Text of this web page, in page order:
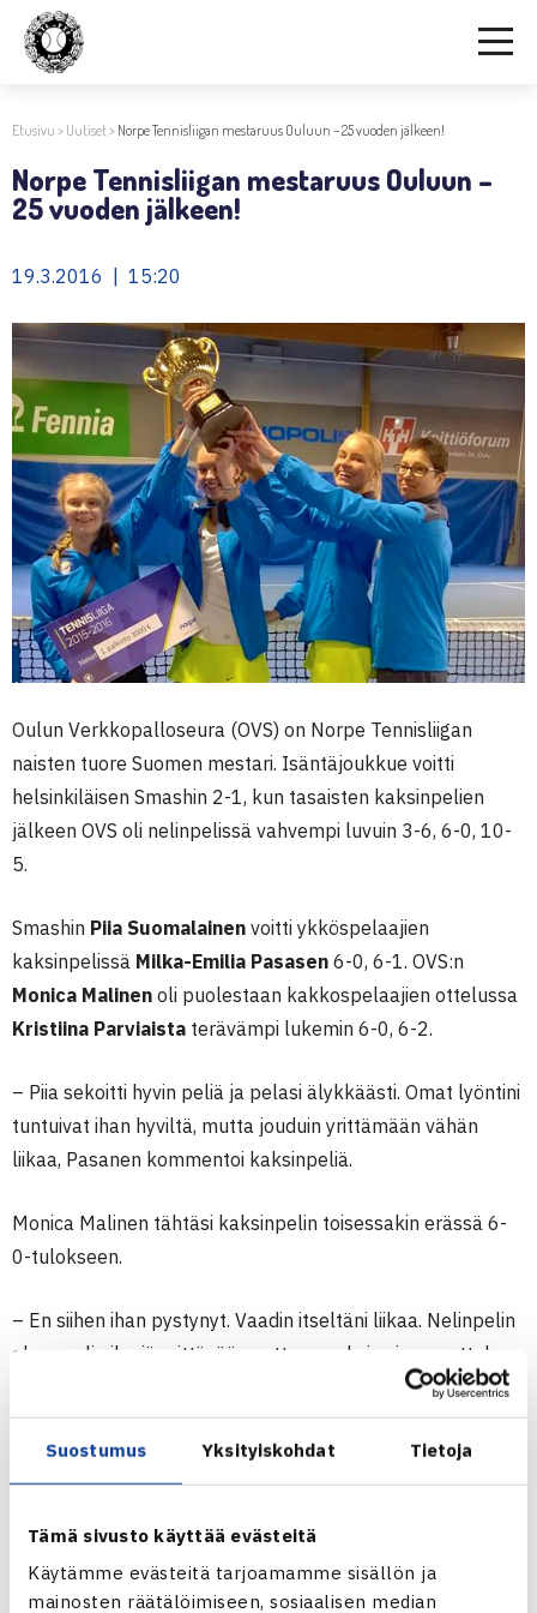
Suostumus Yksityiskohdat Tietoja
Tämä sivusto käyttää evästeitä
Käytämme evästeitä tarjoamamme sisällön ja
mainosten räätälöimiseen, sosiaalisen median
Etusivu > Uutiset> Norpe Tennisliigan mestaruus Ouluun – 25 vuoden jälkeen!
Norpe Tennisliigan mestaruus Ouluun –
25 vuoden jälkeen!
19.3.2016 | 15:20
Oulun Verkkopalloseura (OVS) on Norpe Tennisliigan
naisten tuore Suomen mestari. Isäntäjoukkue voitti
helsinkiläisen Smashin 2-1, kun tasaisten kaksinpelien
jälkeen OVS oli nelinpelissä vahvempi luvuin 3-6, 6-0, 10-
5.
Smashin Piia Suomalainen voitti ykköspelaajien
kaksinpelissä Milka-Emilia Pasasen 6-0, 6-1. OVS:n
Monica Malinen oli puolestaan kakkospelaajien ottelussa
Kristiina Parviaista terävämpi lukemin 6-0, 6-2.
– Piia sekoitti hyvin peliä ja pelasi älykkäästi. Omat lyöntini
tuntuivat ihan hyviltä, mutta jouduin yrittämään vähän
liikaa, Pasanen kommentoi kaksinpeliä.
Monica Malinen tähtäsi kaksinpelin toisessakin erässä 6-
0-tulokseen.
– En siihen ihan pystynyt. Vaadin itseltäni liikaa. Nelinpelin
alussa oli aika jännittävää, mutta onneksi saimme ottelun
OVS:n naiset lentävät iltakoneella Helsinkiin
kaudenpäätösgaalaan ja lupasivat juhlia mestaruuttaan.
saavuttaman mestaruuden lisäksi toinenkin syy:
ylioppilaskirjoitusten päättyminen.